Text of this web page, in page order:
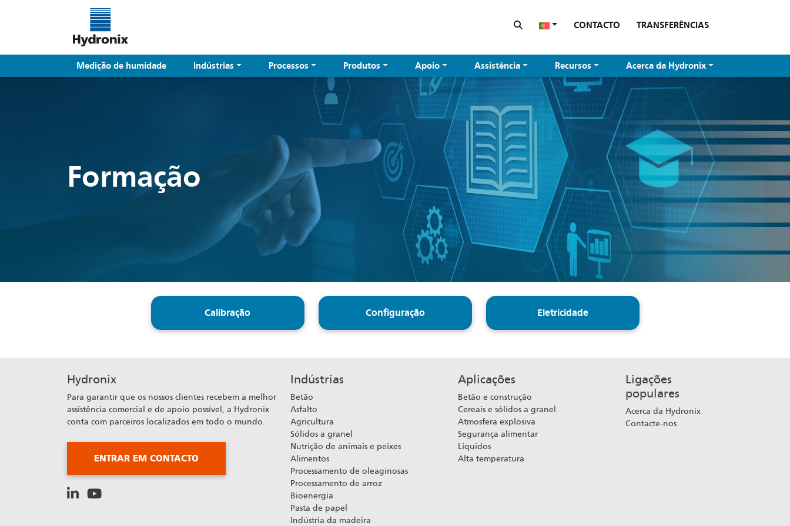
CONTACTO TRANSFERÊNCIAS
Medição de humidade Indústrias Processos Produtos Apoio Assistência Recursos Acerca da Hydronix
Formação
Calibração Configuração Eletricidade
Hydronix
Para garantir que os nossos clientes recebem a melhor
assistência comercial e de apoio possível, a Hydronix
conta com parceiros localizados em todo o mundo.
ENTRAR EM CONTACTO
Indústrias
Betão
Asfalto
Agricultura
Sólidos a granel
Nutrição de animais e peixes
Alimentos
Processamento de oleaginosas
Processamento de arroz
Bioenergia
Pasta de papel
Indústria da madeira
Aplicações
Betão e construção
Cereais e sólidos a granel
Atmosfera explosiva
Segurança alimentar
Líquidos
Alta temperatura
Ligações
populares
Acerca da Hydronix
Contacte-nos